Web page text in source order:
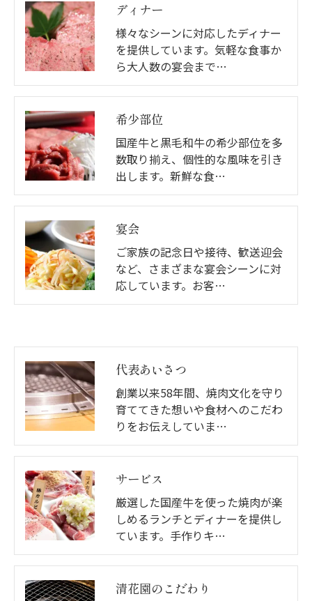
ディナー
様々なシーンに対応したディナー
を提供しています。気軽な食事か
ら大人数の宴会まで…
希少部位
国産牛と黒毛和牛の希少部位を多
数取り揃え、個性的な風味を引き
出します。新鮮な食…
宴会
ご家族の記念日や接待、歓送迎会
など、さまざまな宴会シーンに対
応しています。お客…
代表あいさつ
創業以来58年間、焼肉文化を守り
育ててきた想いや食材へのこだわ
りをお伝えしていま…
サービス
厳選した国産牛を使った焼肉が楽
しめるランチとディナーを提供し
ています。手作りキ…
清花園のこだわり